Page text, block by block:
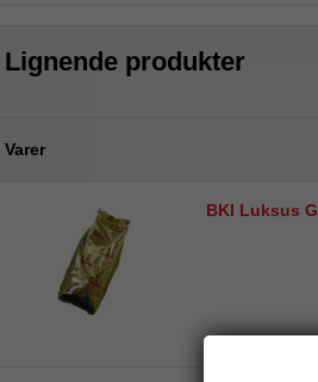
Lignende produkter
Varer
BKI Luksus